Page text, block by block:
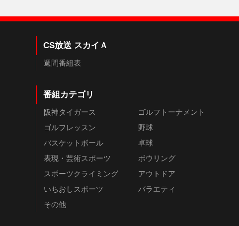
CS放送 スカイＡ
週間番組表
番組カテゴリ
阪神タイガース
ゴルフトーナメント
ゴルフレッスン
野球
バスケットボール
卓球
表現・芸術スポーツ
ボウリング
スポーツクライミング
アウトドア
いちおしスポーツ
バラエティ
その他